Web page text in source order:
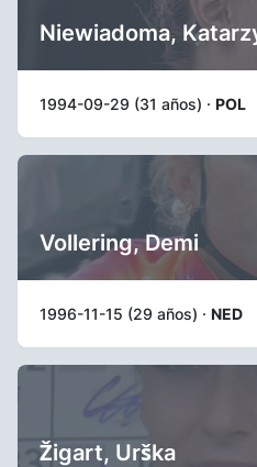
Niewiadoma,
1994-09-29 (31 años) · POL
Vollering, Demi
1996-11-15 (29 años) · NED
Žigart, Urška